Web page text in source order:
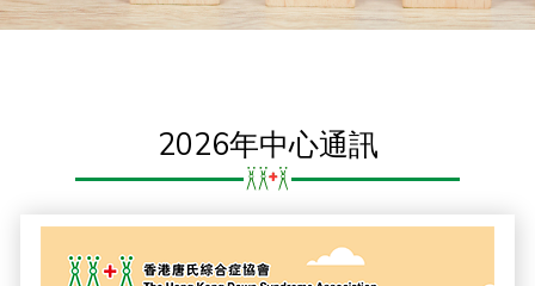
2026年中心通訊